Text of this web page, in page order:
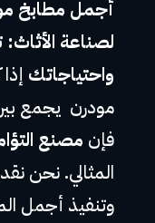
أجمل مطابخ
لصناعة
واحتياجاتك
مودرن يجمع بين
فإن مصنع
المثالي. نحن
وتنفيذ أجمل